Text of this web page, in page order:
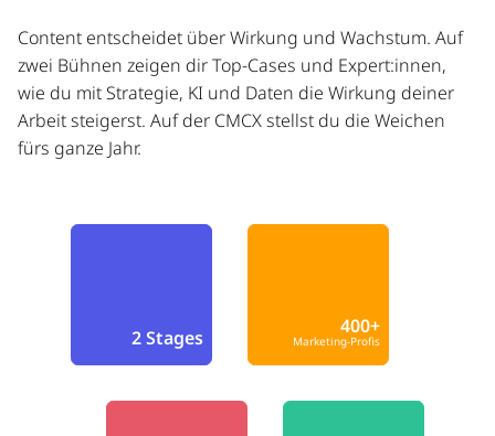
Content entscheidet über Wirkung und Wachstum. Auf
zwei Bühnen zeigen dir Top-Cases und Expert:innen,
wie du mit Strategie, KI und Daten die Wirkung deiner
Arbeit steigerst. Auf der CMCX stellst du die Weichen
fürs ganze Jahr.
2 Stages 400+
Marketing-Profis